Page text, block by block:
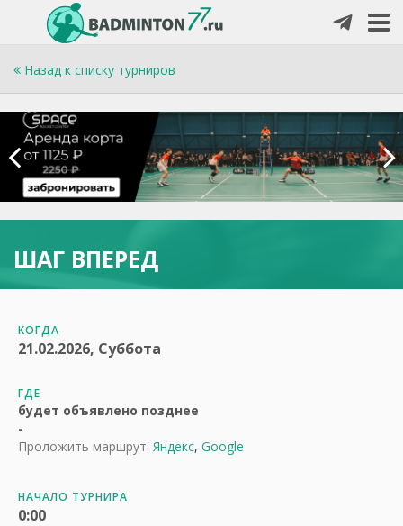
Назад к списку турниров
ШАГ ВПЕРЕД
КОГДА
21.02.2026, Суббота
ГДЕ
будет объявлено позднее
-
Проложить маршрут: Яндекс, Google
НАЧАЛО ТУРНИРА
0:00